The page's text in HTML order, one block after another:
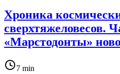
Хроника
сверхтяжеловесов.
«Марстодонты»
7 min